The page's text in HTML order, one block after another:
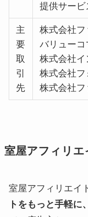
提供サービ
主
要
取
引
先
株式会社
バリュー
株式会社イ
株式会社フ
株式会社
室屋アフィリエ
室屋アフィリエイ
トをもっと手軽に